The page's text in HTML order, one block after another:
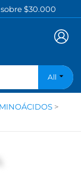
$30.000
All
>